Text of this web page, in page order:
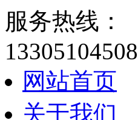
服务热线：
13305104508
网站首页
关于我们